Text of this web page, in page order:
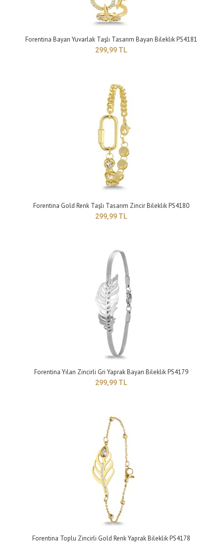
Forentina Bayan Kırmızı Deri Örgü Bileklik PS4187
Model : Rose Metal-Kırmızı Deri Örgü BileklikYapısı: ÇelikBoyu : 24 cmTakı
setleri, birçok giy..
Forentina Gümüş Renk Nazar Boncuklu Bayan Charm Bileklik PS4186
299,99 TL
Yapısı: BijuteriMaden Rengi: GriTaş Rengi: maviBileklik Modeli: Charm
Forentina Bayan Yuvarlak Taşlı Tasarım Bayan Bileklik PS4181
299,99 TL
Forentina Gold Renk Taşlı Tasarım Zincir Bileklik PS4180
299,99 TL
Forentina Yılan Zincirli Gri Yaprak Bayan Bileklik PS4179
299,99 TL
Forentina Toplu Zincirli Gold Renk Yaprak Bileklik PS4178